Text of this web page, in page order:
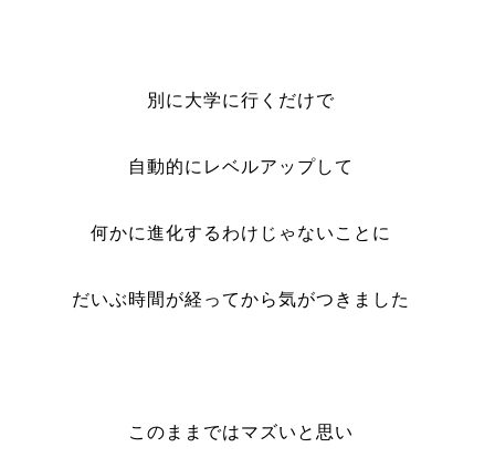
別に大学に行くだけで
自動的にレベルアップして
何かに進化するわけじゃないことに
だいぶ時間が経ってから気がつきました
このままではマズいと思い